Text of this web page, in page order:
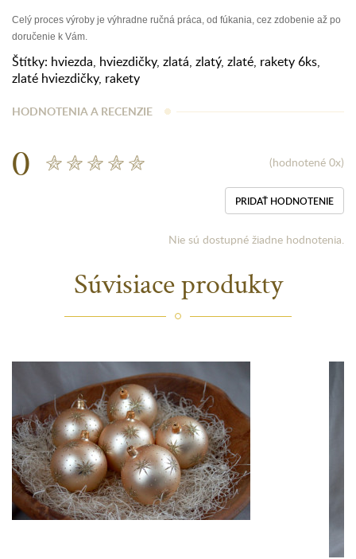
Celý proces výroby je výhradne ručná práca, od fúkania, cez zdobenie až po
doručenie k Vám.
Štítky: hviezda, hviezdičky, zlatá, zlatý, zlaté, rakety 6ks,
zlaté hviezdičky, rakety
HODNOTENIA A RECENZIE
0 (hodnotené 0x)
PRIDAŤ HODNOTENIE
Nie sú dostupné žiadne hodnotenia.
Súvisiace produkty